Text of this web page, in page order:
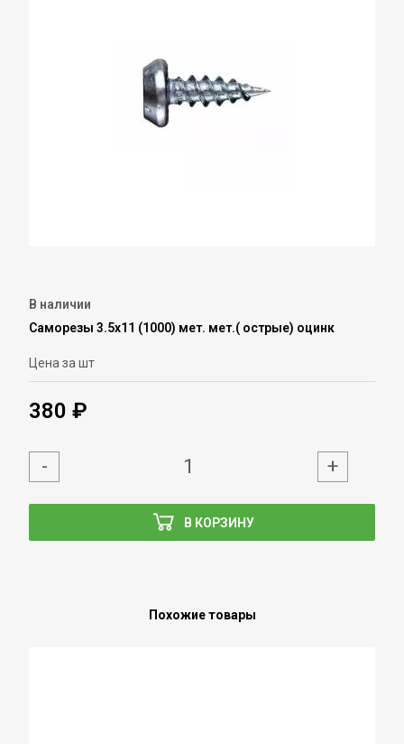
В наличии
Саморезы 3.5х11 (1000) мет. мет.( острые) оцинк
Цена за шт
380 ₽
В КОРЗИНУ
- +
Похожие товары